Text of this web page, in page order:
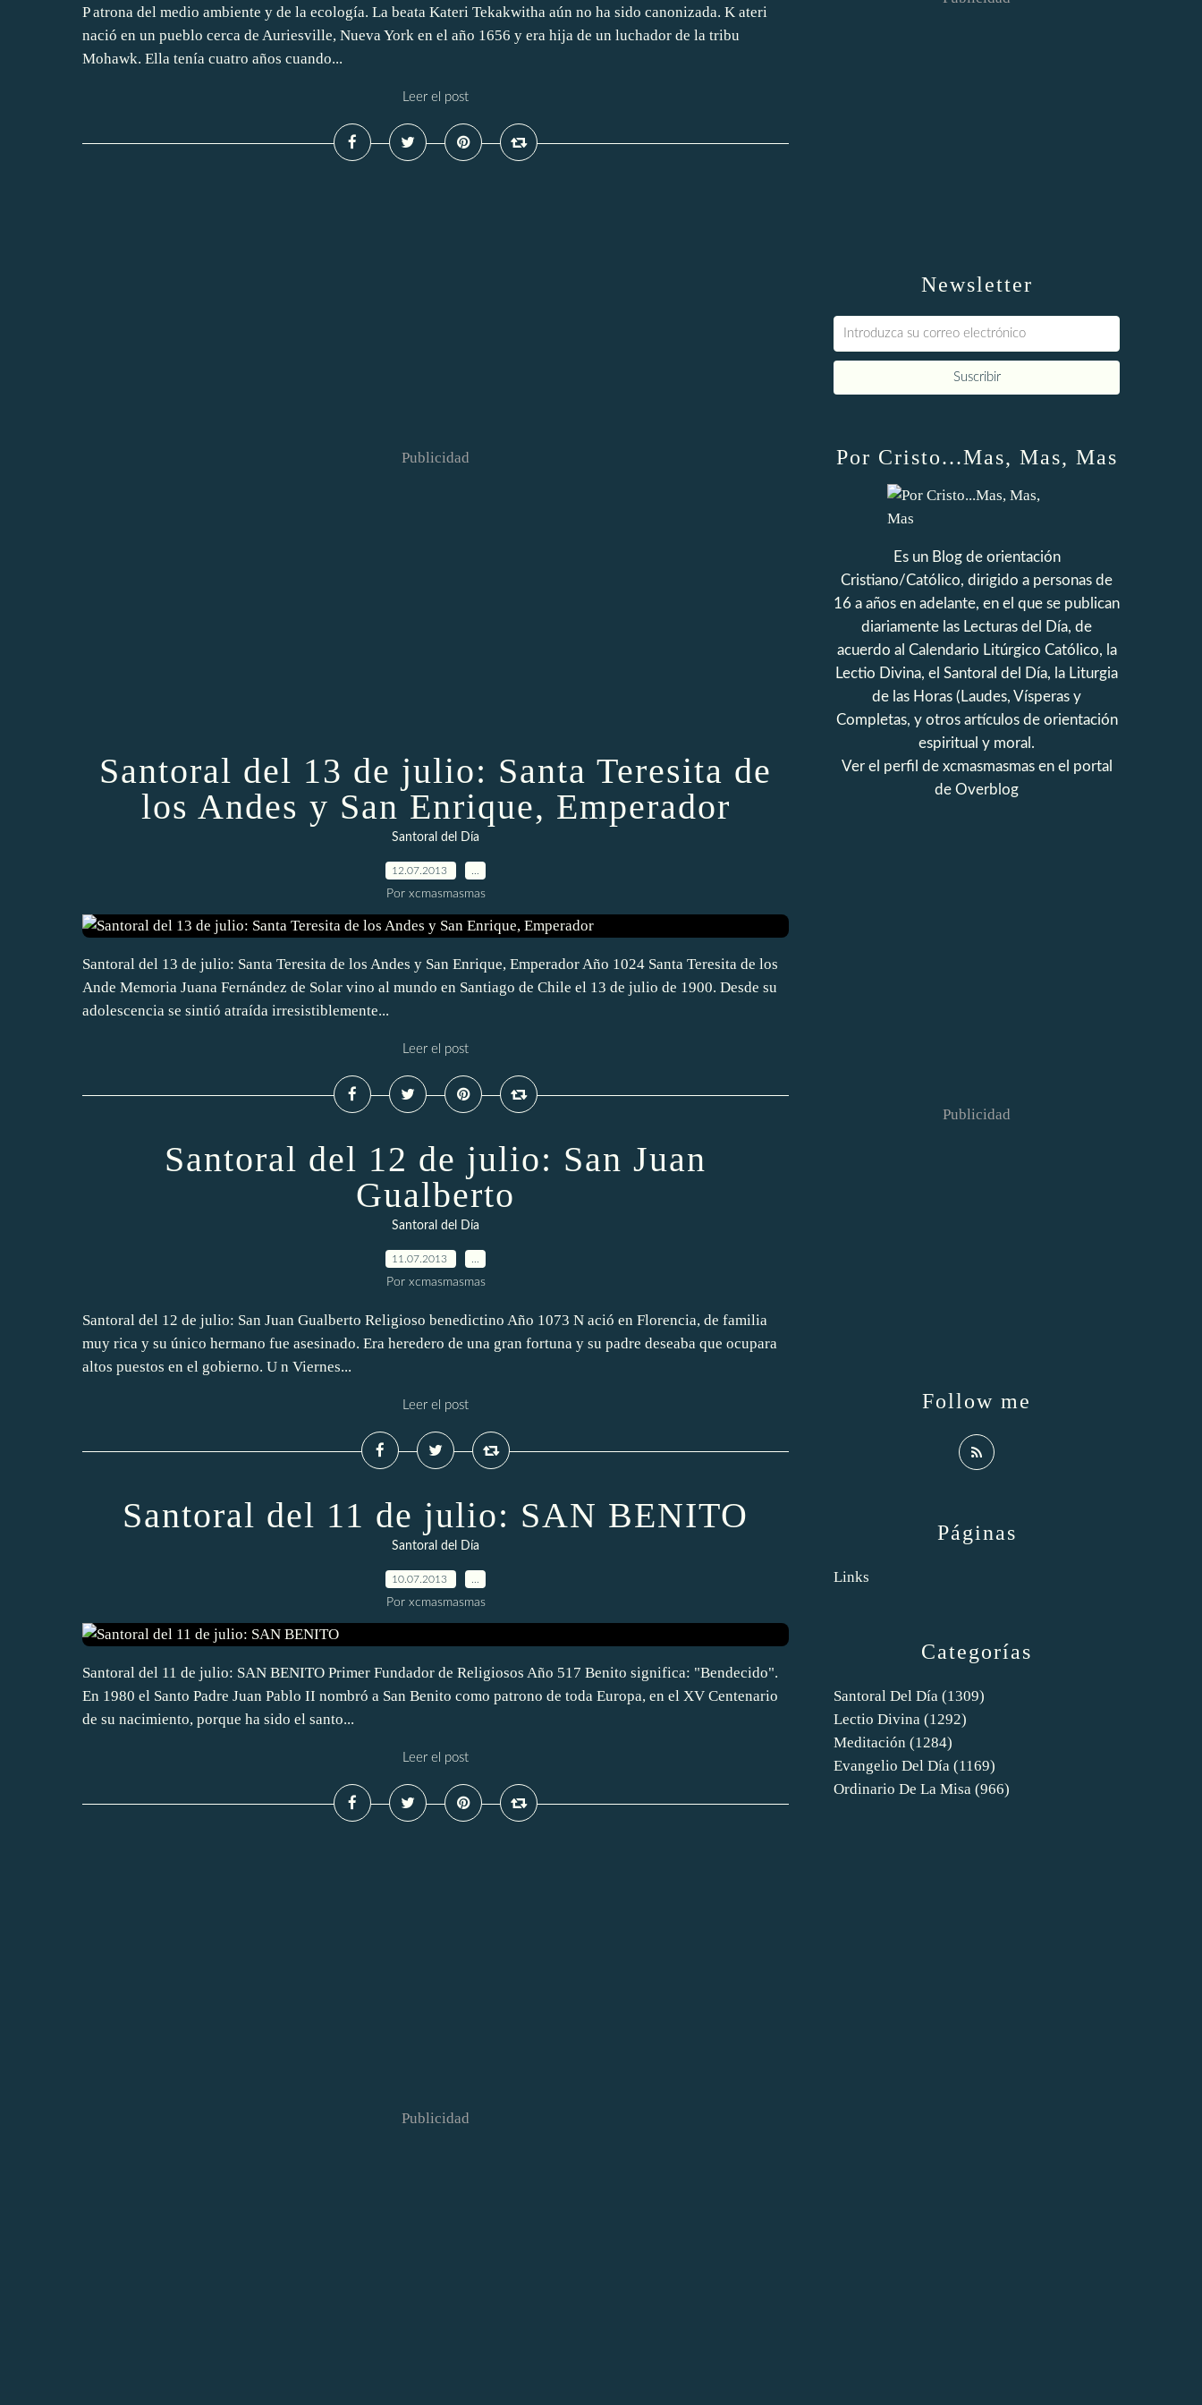
P atrona del medio ambiente y de la ecología. La beata Kateri Tekakwitha aún no ha sido canonizada. K ateri
nació en un pueblo cerca de Auriesville, Nueva York en el año 1656 y era hija de un luchador de la tribu
Mohawk. Ella tenía cuatro años cuando...
Leer el post
Publicidad
Santoral del 13 de julio: Santa Teresita de
los Andes y San Enrique, Emperador
Santoral del Día
12.07.2013
Por xcmasmasmas
Santoral del 13 de julio: Santa Teresita de los Andes y San Enrique, Emperador Año 1024 Santa Teresita de los
Ande Memoria Juana Fernández de Solar vino al mundo en Santiago de Chile el 13 de julio de 1900. Desde su
adolescencia se sintió atraída irresistiblemente...
Leer el post
Santoral del 12 de julio: San Juan
Gualberto
Santoral del Día
11.07.2013
Por xcmasmasmas
Santoral del 12 de julio: San Juan Gualberto Religioso benedictino Año 1073 N ació en Florencia, de familia
muy rica y su único hermano fue asesinado. Era heredero de una gran fortuna y su padre deseaba que ocupara
altos puestos en el gobierno. U n Viernes...
Leer el post
Santoral del 11 de julio: SAN BENITO
Santoral del Día
10.07.2013
Por xcmasmasmas
Santoral del 11 de julio: SAN BENITO Primer Fundador de Religiosos Año 517 Benito significa: "Bendecido".
En 1980 el Santo Padre Juan Pablo II nombró a San Benito como patrono de toda Europa, en el XV Centenario
de su nacimiento, porque ha sido el santo...
Leer el post
Publicidad
Newsletter
Categorías
Santoral Del Día (1309)
Lectio Divina (1292)
Meditación (1284)
Evangelio Del Día (1169)
Ordinario De La Misa (966)
Páginas
Links
Por Cristo...Mas, Mas, Mas
Es un Blog de orientación
Cristiano/Católico, dirigido a personas de
16 a años en adelante, en el que se publican
diariamente las Lecturas del Día, de
acuerdo al Calendario Litúrgico Católico, la
Lectio Divina, el Santoral del Día, la Liturgia
de las Horas (Laudes, Vísperas y
Completas, y otros artículos de orientación
espiritual y moral.
Ver el perfil de xcmasmasmasen el portal
de Overblog
Follow me
Publicidad